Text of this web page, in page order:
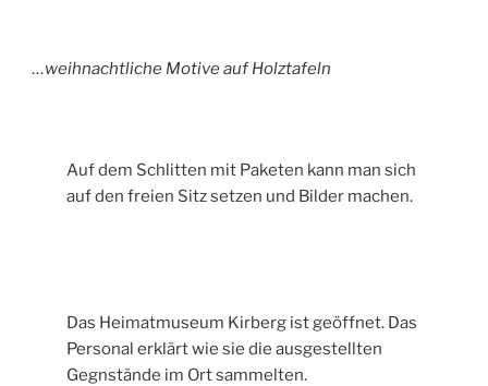
…weihnachtliche Motive auf Holztafeln
Auf dem Schlitten mit Paketen kann man sich
auf den freien Sitz setzen und Bilder machen.
Das Heimatmuseum Kirberg ist geöffnet. Das
Personal erklärt wie sie die ausgestellten
Gegnstände im Ort sammelten.